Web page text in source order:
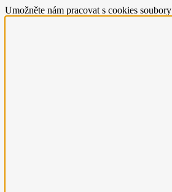
Umožněte nám pracovat s cookies soubory